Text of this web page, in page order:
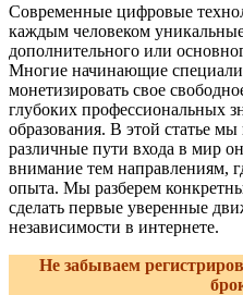
Современные цифровые
каждым человеком
дополнительного или
Многие начинающие
монетизировать свое
глубоких профессиональных
образования. В этой статье
различные пути входа в мир
внимание тем направлениям,
опыта. Мы разберем
сделать первые уверенные
независимости в интернете.
Не забываем